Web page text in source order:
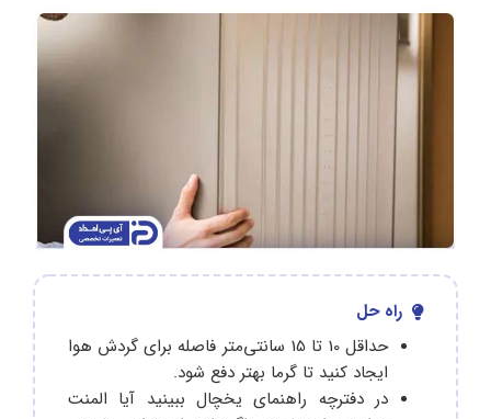
راه حل
حداقل 10 تا 15 سانتی‌متر فاصله برای گردش هوا
ایجاد کنید تا گرما بهتر دفع شود.
در دفترچه راهنمای یخچال ببینید آیا المنت